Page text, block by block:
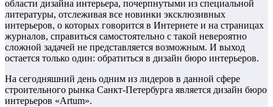
области дизайна интерьера, почерпнутыми из специальной
литературы, отслеживая все новинки эксклюзивных
интерьеров, о которых говорится в Интернете и на страницах
журналов, справиться самостоятельно с такой невероятно
сложной задачей не представляется возможным. И выход
остается только один: обратиться в дизайн бюро интерьеров.
На сегодняшний день одним из лидеров в данной сфере
строительного рынка Санкт-Петербурга является дизайн бюро
интерьеров «Artum».